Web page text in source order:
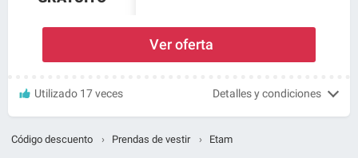
Ver oferta
Utilizado 17 veces Detalles y condiciones
Código descuento › Prendas de vestir › Etam